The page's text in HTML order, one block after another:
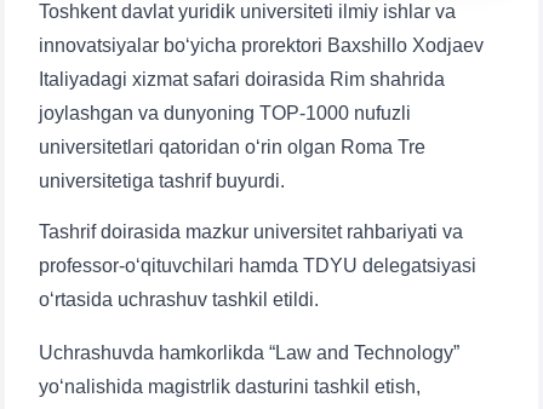
Telefon raqamingiz
Toshkent davlat yuridik universiteti ilmiy ishlar va
innovatsiyalar boʻyicha prorektori Baxshillo Xodjaev
Italiyadagi xizmat safari doirasida Rim shahrida
joylashgan va dunyoning TOP-1000 nufuzli
universitetlari qatoridan o‘rin olgan Roma Tre
universitetiga tashrif buyurdi.
Tashrif doirasida mazkur universitet rahbariyati va
professor-oʻqituvchilari hamda TDYU delegatsiyasi
o‘rtasida uchrashuv tashkil etildi.
Uchrashuvda hamkorlikda “Law and Technology”
yoʻnalishida magistrlik dasturini tashkil etish,
5. To'lov-kontrakt (2) 6. Elektron ariza (16)
7. Call-center (4) 8. Bakalavriat kvotasi (3)
9. Magistratura kvotasi (4) ✉️ Adminga yozish